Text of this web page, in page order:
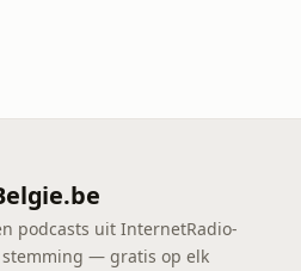
podcasts uit InternetRadio-
— gratis op elk